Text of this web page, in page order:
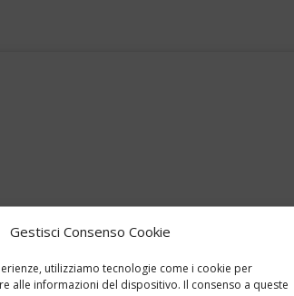
Gestisci Consenso Cookie
utilizziamo tecnologie come i cookie per
alle informazioni del dispositivo. Il consenso a queste